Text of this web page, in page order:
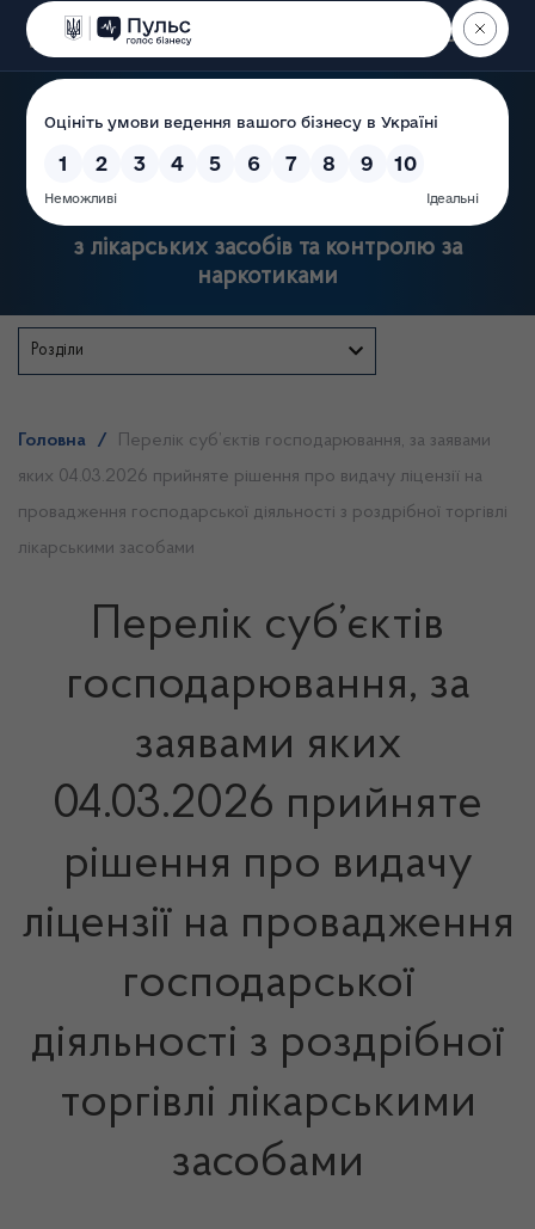
Пошук
Державна служба України
з лікарських засобів та контролю за
наркотиками
Розділи
Головна /
Перелік суб’єктів господарювання, за заявами
яких 04.03.2026 прийняте рішення про видачу ліцензії на
провадження господарської діяльності з роздрібної торгівлі
лікарськими засобами
Перелік суб’єктів
господарювання, за
заявами яких
04.03.2026 прийняте
рішення про видачу
ліцензії на провадження
господарської
діяльності з роздрібної
торгівлі лікарськими
засобами